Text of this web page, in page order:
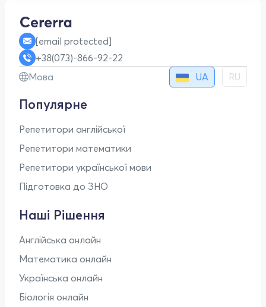
[email protected]
+38(073)-866-92-22
Мова
UA RU
Популярне
Репетитори англійської
Репетитори математики
Репетитори української мови
Підготовка до ЗНО
Наші Рішення
Англійська онлайн
Математика онлайн
Українська онлайн
Біологія онлайн